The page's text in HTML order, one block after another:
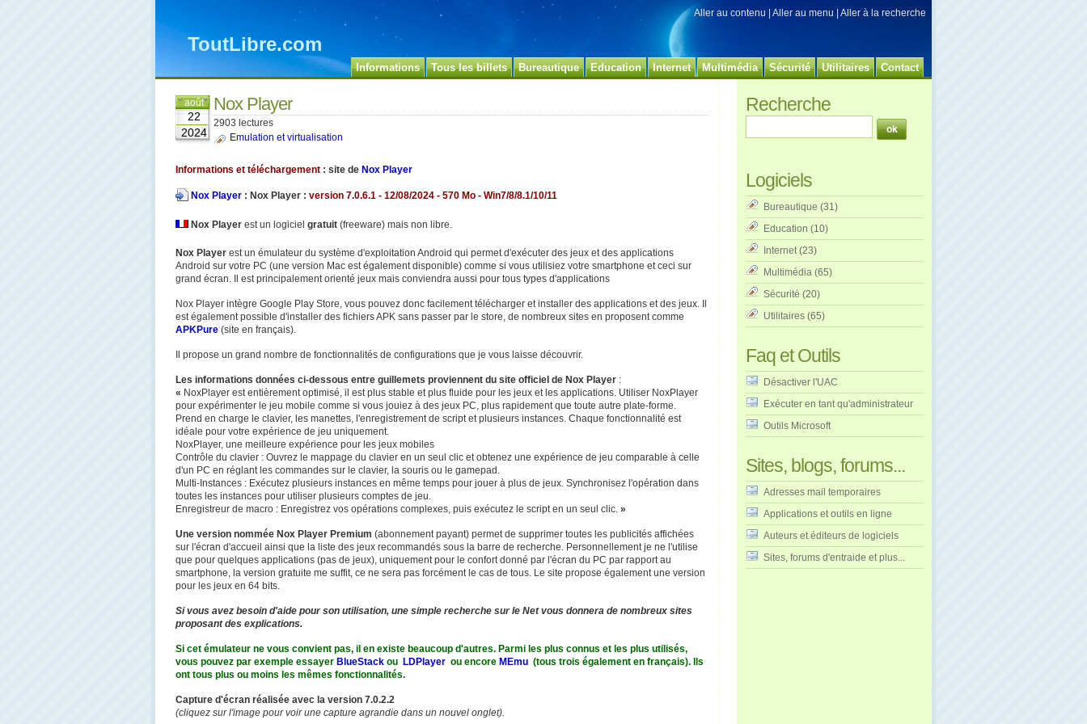
ToutLibre.com
Aller au contenu Aller au menu Aller à la recherche
Informations Tous les billets Bureautique Education Internet Multimédia Sécurité Utilitaires Contact
août
22
2024
Nox Player
2903 lectures
Emulation et virtualisation
Informations et téléchargement : site de Nox Player
Nox Player : Nox Player : version 7.0.6.1 - 12/08/2024 - 570 Mo - Win7/8/8.1/10/11
Nox Player est un logiciel gratuit (freeware) mais non libre.
Nox Player est un émulateur du système d'exploitation Android qui permet d'exécuter des jeux et des applications
Android sur votre PC (une version Mac est également disponible) comme si vous utilisiez votre smartphone et ceci sur
grand écran. Il est principalement orienté jeux mais conviendra aussi pour tous types d'applications
Nox Player intègre Google Play Store, vous pouvez donc facilement télécharger et installer des applications et des jeux. Il
est également possible d'installer des fichiers APK sans passer par le store, de nombreux sites en proposent comme
APKPure (site en français).
Il propose un grand nombre de fonctionnalités de configurations que je vous laisse découvrir.
Les informations données ci-dessous entre guillemets proviennent du site officiel de Nox Player :
« NoxPlayer est entièrement optimisé, il est plus stable et plus fluide pour les jeux et les applications. Utiliser NoxPlayer
pour expérimenter le jeu mobile comme si vous jouiez à des jeux PC, plus rapidement que toute autre plate-forme.
Prend en charge le clavier, les manettes, l'enregistrement de script et plusieurs instances. Chaque fonctionnalité est
idéale pour votre expérience de jeu uniquement.
NoxPlayer, une meilleure expérience pour les jeux mobiles
Contrôle du clavier : Ouvrez le mappage du clavier en un seul clic et obtenez une expérience de jeu comparable à celle
d'un PC en réglant les commandes sur le clavier, la souris ou le gamepad.
Multi-Instances : Exécutez plusieurs instances en même temps pour jouer à plus de jeux. Synchronisez l'opération dans
toutes les instances pour utiliser plusieurs comptes de jeu.
Enregistreur de macro : Enregistrez vos opérations complexes, puis exécutez le script en un seul clic. »
Une version nommée Nox Player Premium (abonnement payant) permet de supprimer toutes les publicités affichées
sur l'écran d'accueil ainsi que la liste des jeux recommandés sous la barre de recherche. Personnellement je ne l'utilise
que pour quelques applications (pas de jeux), uniquement pour le confort donné par l'écran du PC par rapport au
smartphone, la version gratuite me suffit, ce ne sera pas forcément le cas de tous. Le site propose également une version
pour les jeux en 64 bits.
Si vous avez besoin d'aide pour son utilisation, une simple recherche sur le Net vous donnera de nombreux sites
proposant des explications.
Si cet émulateur ne vous convient pas, il en existe beaucoup d'autres. Parmi les plus connus et les plus utilisés,
vous pouvez par exemple essayer BlueStack ou LDPlayer ou encore MEmu (tous trois également en français). Ils
ont tous plus ou moins les mêmes fonctionnalités.
Capture d'écran réalisée avec la version 7.0.2.2
(cliquez sur l'image pour voir une capture agrandie dans un nouvel onglet).
Recherche
Logiciels
Bureautique (31)
Education (10)
Internet(23)
Multimédia (65)
Sécurité (20)
Utilitaires (65)
Faq et Outils
Désactiver l'UAC
Exécuter en tant qu'administrateur
Outils Microsoft
Sites, blogs, forums...
Adresses mail temporaires
Applications et outils en ligne
Auteurs et éditeurs de logiciels
Sites, forums d'entraide et plus...